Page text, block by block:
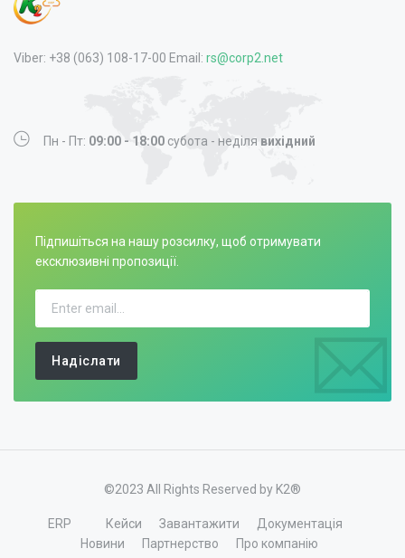
Viber: +38 (063) 108-17-00 Email: rs@corp2.net
Пн - Пт: 09:00 - 18:00 субота - неділя вихідний
Підпишіться на нашу розсилку, щоб отримувати
ексклюзивні пропозиції.
Надіслати
©2023 All Rights Reserved by K2®
ERP Кейси Завантажити
Документація
Новини
Партнерство Про компанію